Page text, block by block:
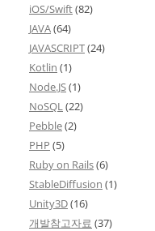
iOS/Swift(82)
JAVA(64)
JAVASCRIPT(24)
Kotlin (1)
Node.JS(1)
NoSQL(22)
Pebble(2)
PHP (5)
Ruby on Rails(6)
StableDiffusion (1)
Unity3D(16)
개발참고자료 (37)